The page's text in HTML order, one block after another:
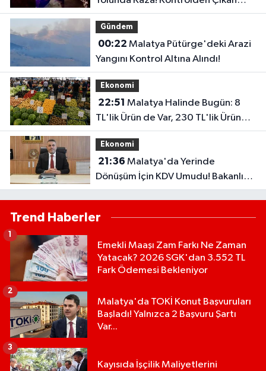
Otomobil Refüje Çarptı
Gündem
00:22
Yangını Kontrol Altına Alındı!
Ekonomi
22:51
TL'lik Ürün de Var, 230 TL'lik Ürün
de...
Ekonomi
21:36
Dönüşüm İçin KDV Umudu! Bakanlık
Talebi Gündemine Aldı
Trend Haberler
Emekli Maaşı Zam Farkı Ne Zaman
Yatacak? 2026 SGK'dan 3.552 TL
Fark Ödemesi Bekleniyor
1
Malatya'da TOKİ Konut Başvuruları
Başladı! Yalnızca 2 Başvuru Şartı
Var...
2
Kayısıda İşçilik Maliyetlerini
3